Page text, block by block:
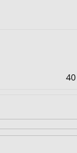
40